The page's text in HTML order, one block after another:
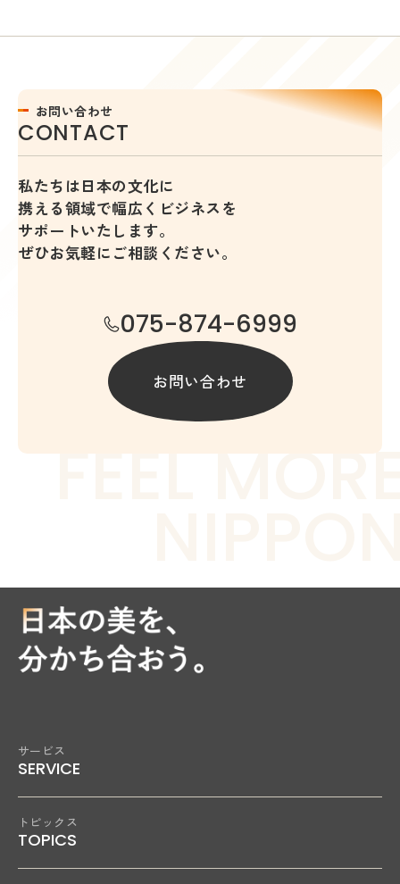
お問い合わせ
CONTACT
私たちは日本の文化に
携える領域で幅広くビジネスを
サポートいたします。
ぜひお気軽にご相談ください。
075-874-6999
お問い合わせ
FEEL
サービス
SERVICE
トピックス
TOPICS